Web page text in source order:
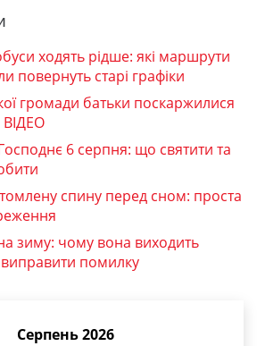
ходять рідше: які маршрути
повернуть старі графіки
громади батьки поскаржилися
ВІДЕО
6 серпня: що святити та
спину перед сном: проста
зиму: чому вона виходить
помилку
Серпень 2026